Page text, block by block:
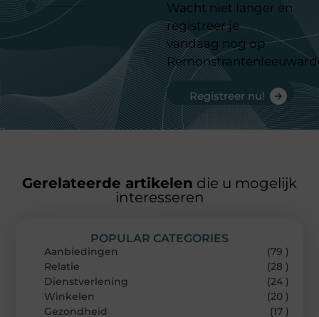
Wacht niet langer en
registreer je
vandaag nog op
Registreer nu!
Gerelateerde artikelen die u mogelijk
interesseren
POPULAR CATEGORIES
Aanbiedingen
(79 )
Relatie
(28 )
Dienstverlening
(24 )
Winkelen
(20 )
Gezondheid
(17 )